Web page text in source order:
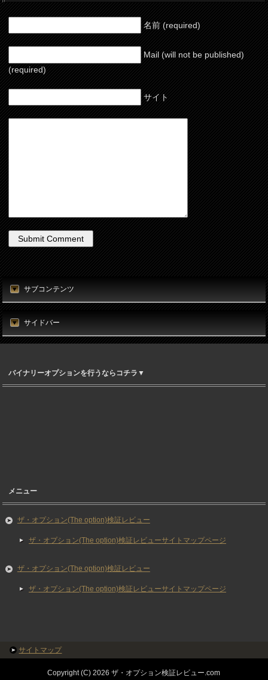
名前 (required)
Mail (will not be published)
(required)
サイト
サブコンテンツ
サイドバー
バイナリーオプションを行うならコチラ▼
メニュー
ザ・オプション(The option)検証レビュー
ザ・オプション(The option)検証レビューサイトマップページ
ザ・オプション(The option)検証レビュー
ザ・オプション(The option)検証レビューサイトマップページ
サイトマップ
Copyright (C) 2026 ザ・オプション検証レビュー.com